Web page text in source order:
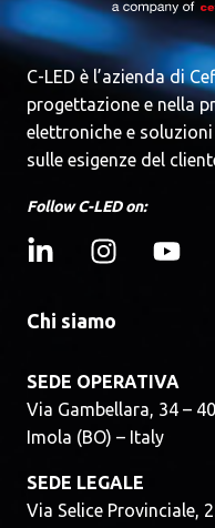
C-LED è l’azienda di
progettazione e nella
elettroniche e
sulle esigenze del
Follow C-LED on:
Chi siamo
SEDE OPERATIVA
Via Gambellara, 34 –
Imola (BO) – Italy
SEDE LEGALE
Via Selice Provinciale,